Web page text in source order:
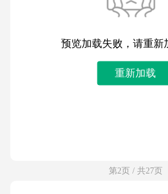
预览加载失败，请重新
重新加载
第2页 / 共27页